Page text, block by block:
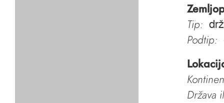
Tip:
Podtip:
Država